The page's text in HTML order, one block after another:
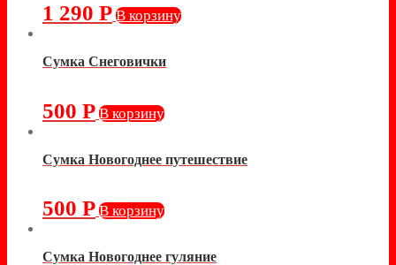
1 290 Р В корзину
Сумка Снеговички
500 Р В корзину
Сумка Новогоднее путешествие
500 Р В корзину
Сумка Новогоднее гуляние